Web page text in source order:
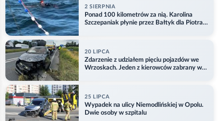
2 SIERPNIA
Ponad 100 kilometrów za nią. Karolina
Szczepaniak płynie przez Bałtyk dla Piotra.
20 LIPCA
Zdarzenie z udziałem pięciu pojazdów we
Wrzoskach. Jeden z kierowców zabrany w
25 LIPCA
Wypadek na ulicy Niemodlińskiej w Opolu.
Dwie osoby w szpitalu